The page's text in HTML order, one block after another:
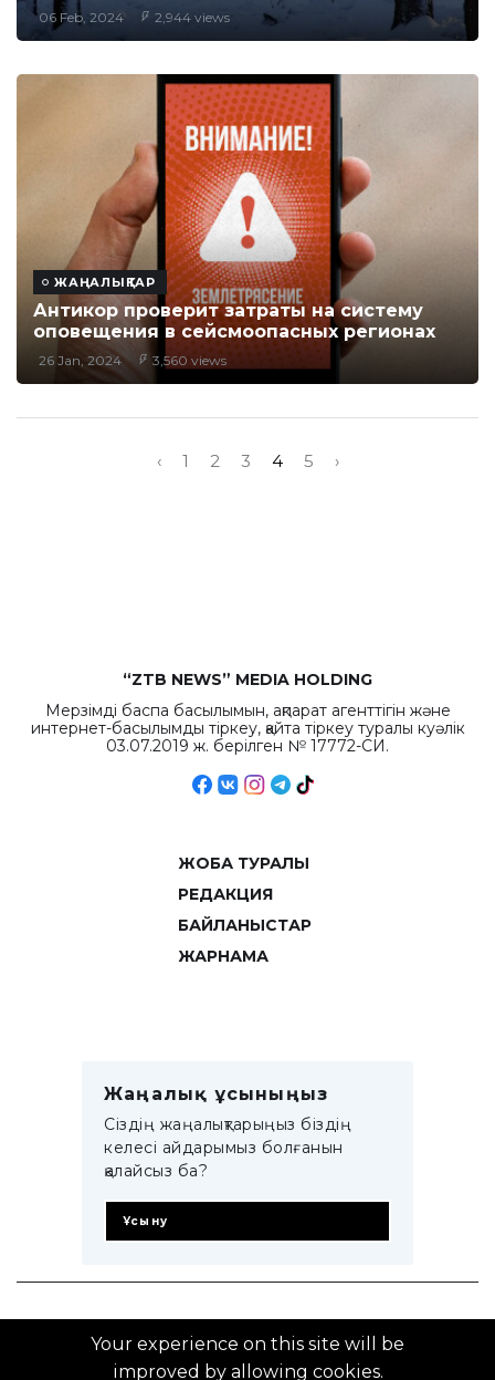
06 Feb, 2024 2,944 views
ЖАҢАЛЫҚТАР
Антикор проверит затраты на систему
оповещения в сейсмоопасных регионах
26 Jan, 2024 3,560 views
‹ 1 2 3 4 5 ›
“ZTB NEWS” MEDIA HOLDING
Мерзімді баспа басылымын, ақпарат агенттігін және
интернет-басылымды тіркеу, қайта тіркеу туралы куәлік
03.07.2019 ж. берілген № 17772-СИ.
ЖОБА ТУРАЛЫ
РЕДАКЦИЯ
БАЙЛАНЫСТАР
ЖАРНАМА
Жаңалық ұсыныңыз
Сіздің жаңалықтарыңыз біздің
келесі айдарымыз болғанын
қалайсыз ба?
Ұсыну
© 2014–2025 ZTB.KZ
Your experience on this site will be
improved by allowing cookies.